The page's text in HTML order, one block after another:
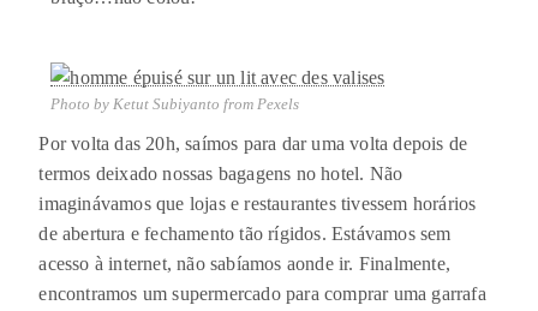
Photo by Ketut Subiyanto from Pexels
Por volta das 20h, saímos para dar uma volta depois de
termos deixado nossas bagagens no hotel. Não
imaginávamos que lojas e restaurantes tivessem horários
de abertura e fechamento tão rígidos. Estávamos sem
acesso à internet, não sabíamos aonde ir. Finalmente,
encontramos um supermercado para comprar uma garrafa